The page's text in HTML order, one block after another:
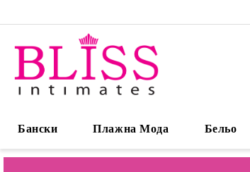
Бански Плажна Мода Бельо